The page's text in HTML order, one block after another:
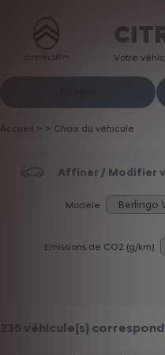
Votre
Accueil > > Choix du véhicule
Affiner / Modifier
Modèle
Emissions de CO2 (g/km)
235 véhicule(s)